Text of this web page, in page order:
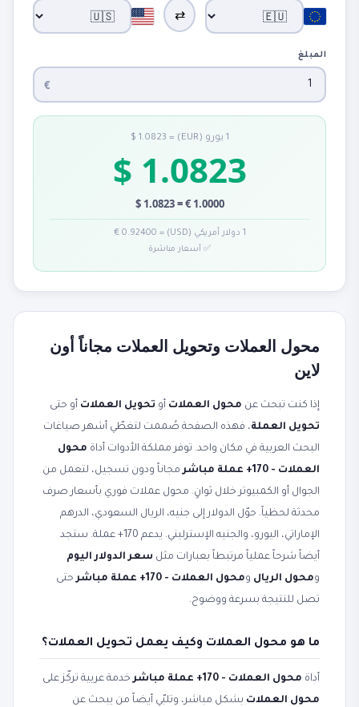
⇄
المبلغ
€
1 يورو (EUR) = 1.0823 $
1.0823 $
1.0000 € = 1.0823 $
1 دولار أمريكي (USD) = 0.92400 €
✅ أسعار مباشرة
محول العملات وتحويل العملات مجاناً أون
لاين
إذا كنت تبحث عن محول العملات أو تحويل العملات أو حتى
تحويل العملة، فهذه الصفحة صُممت لتغطّي أشهر صياغات
البحث العربية في مكان واحد. توفر مملكة الأدوات أداة محول
العملات - 170+ عملة مباشر
مجاناً ودون تسجيل، لتعمل من
الجوال أو الكمبيوتر خلال ثوانٍ. محول عملات فوري بأسعار صرف
محدثة لحظياً. حوّل الدولار إلى جنيه، الريال السعودي، الدرهم
الإماراتي، اليورو، والجنيه الإسترليني. يدعم 170+ عملة. ستجد
أيضاً شرحاً عملياً مرتبطاً بعبارات مثل سعر الدولار اليوم
ومحول الريال ومحول العملات - 170+ عملة مباشر
حتى
تصل للنتيجة بسرعة ووضوح.
ما هو محول العملات وكيف يعمل تحويل العملات؟
أداة محول العملات - 170+ عملة مباشر
خدمة عربية تركّز على
محول العملات بشكل مباشر، وتلبّي أيضاً من يبحث عن